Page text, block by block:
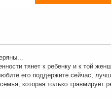
тянет к ребенку и к той
его поддержите сейчас,
которая только травмирует